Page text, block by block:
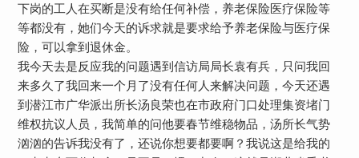
下岗的工人在买断是没有给任何补偿，养老保险医疗保险等
等都没有，她们今天的诉求就是要求给予养老保险与医疗保
险，可以拿到退休金。
我今天去是反应我的问题遇到信访局局长袁有兵，只问我回
来多久了我回来一个月了没有任何人来解决问题，今天还遇
到潜江市广华派出所长汤良荣也在市政府门口处理集资堵门
维权抗议人员，我简单的问他要春节维稳物品，汤所长气势
汹汹的告诉我没有了，还说你想要都要啊？我说这是给我的